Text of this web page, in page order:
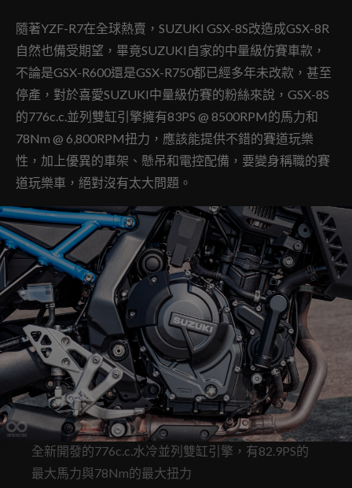
隨著YZF-R7在全球熱賣，SUZUKI GSX-8S改造成GSX-8R
自然也備受期望，畢竟SUZUKI自家的中量級仿賽車款，
不論是GSX-R600還是GSX-R750都已經多年未改款，甚至
停產，對於喜愛SUZUKI中量級仿賽的粉絲來說，GSX-8S
的776c.c.並列雙缸引擎擁有83PS @ 8500RPM的馬力和
78Nm @ 6,800RPM扭力，應該能提供不錯的賽道玩樂
性，加上優異的車架、懸吊和電控配備，要變身稱職的賽
道玩樂車，絕對沒有太大問題。
全新開發的776c.c.水冷並列雙缸引擎，有82.9PS的
最大馬力與78Nm的最大扭力